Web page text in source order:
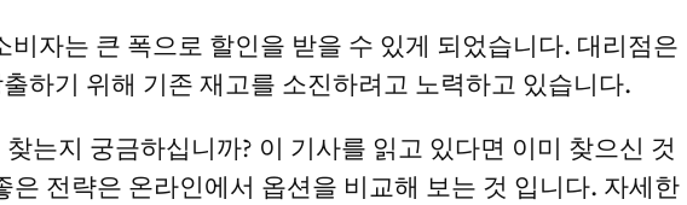
비자는 큰 폭으로 할인을 받을 수 있게 되었습니다. 대리점은
하기 위해 기존 재고를 소진하려고 노력하고 있습니다.
는지 궁금하십니까? 이 기사를 읽고 있다면 이미 찾으신 것
은 전략은 온라인에서 옵션을 비교해 보는 것 입니다. 자세한